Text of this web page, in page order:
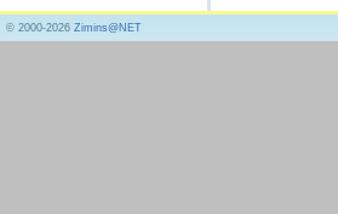
© 2000-2026 Zimins@NET